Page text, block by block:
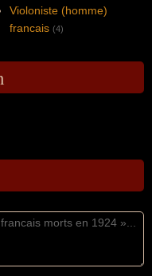
Violoniste (homme)
francais (4)